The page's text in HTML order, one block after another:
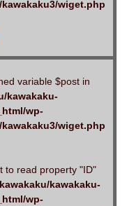
wiget.php
variable $post in
kawakaku-
wp-
wiget.php
to read property "ID"
kawakaku-
wp-